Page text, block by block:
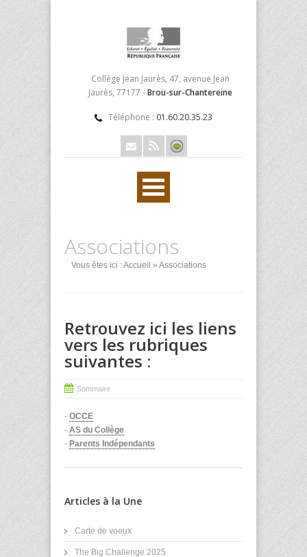
Collège Jean Jaurès, 47, avenue Jean
Jaurès, 77177 -Brou-sur-Chantereine
Téléphone : 01.60.20.35.23
Associations
Vous êtes ici :Accueil » Associations
Retrouvez ici les liens
vers les rubriques
suivantes :
Sommaire
- OCCE
- AS du Collège
- Parents Indépendants
Articles à la Une
Carte de voeux
The Big Challenge 2025